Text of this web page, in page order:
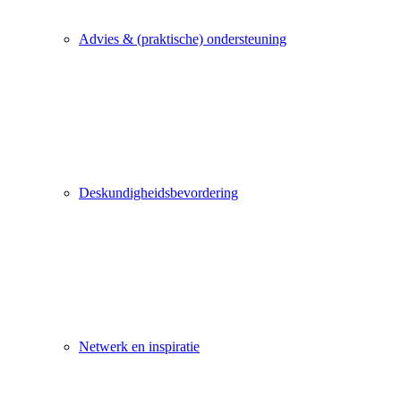
Advies & (praktische) ondersteuning
Deskundigheidsbevordering
Netwerk en inspiratie